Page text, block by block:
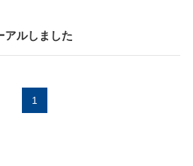
アルしました
1